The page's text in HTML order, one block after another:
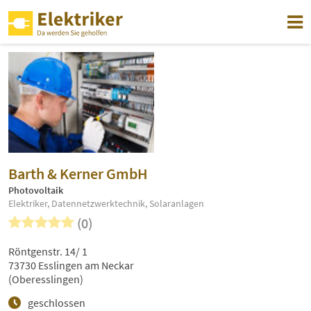
Barth & Kerner GmbH
Photovoltaik
Elektriker, Datennetzwerktechnik, Solaranlagen
(0)
geschlossen
Röntgenstr. 14/ 1
73730 Esslingen am Neckar
(Oberesslingen)